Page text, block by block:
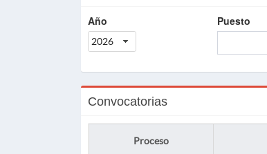
Año
2026
Puesto
Convocatorias
Proceso